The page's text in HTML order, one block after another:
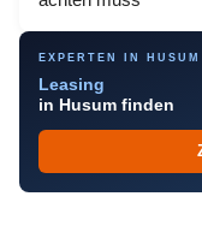
EXPERTEN IN HUSUM
Leasing
in Husum finden